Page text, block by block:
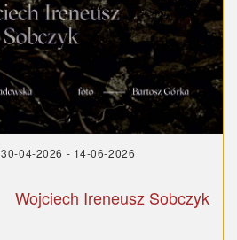
30-04-2026 - 14-06-2026
Wojciech Ireneusz Sobczyk